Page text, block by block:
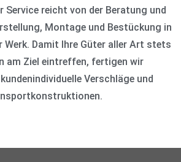
Service reicht von der Beratung und
Montage und Bestückung in
Werk. Damit Ihre Güter aller Art stets
am Ziel eintreffen, fertigen wir
Verschläge und